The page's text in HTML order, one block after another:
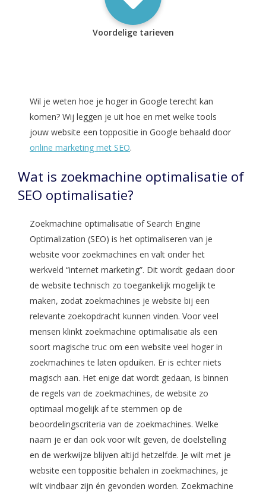
Voordelige tarieven
Wil je weten hoe je hoger in Google terecht kan
komen? Wij leggen je uit hoe en met welke tools
jouw website een toppositie in Google behaald door
online marketing met SEO.
Wat is zoekmachine optimalisatie of
SEO optimalisatie?
Zoekmachine optimalisatie of Search Engine
Optimalization (SEO) is het optimaliseren van je
website voor zoekmachines en valt onder het
werkveld “internet marketing”. Dit wordt gedaan door
de website technisch zo toegankelijk mogelijk te
maken, zodat zoekmachines je website bij een
relevante zoekopdracht kunnen vinden. Voor veel
mensen klinkt zoekmachine optimalisatie als een
soort magische truc om een website veel hoger in
zoekmachines te laten opduiken. Er is echter niets
magisch aan. Het enige dat wordt gedaan, is binnen
de regels van de zoekmachines, de website zo
optimaal mogelijk af te stemmen op de
beoordelingscriteria van de zoekmachines. Welke
naam je er dan ook voor wilt geven, de doelstelling
en de werkwijze blijven altijd hetzelfde. Je wilt met je
website een toppositie behalen in zoekmachines, je
wilt vindbaar zijn én gevonden worden. Zoekmachine